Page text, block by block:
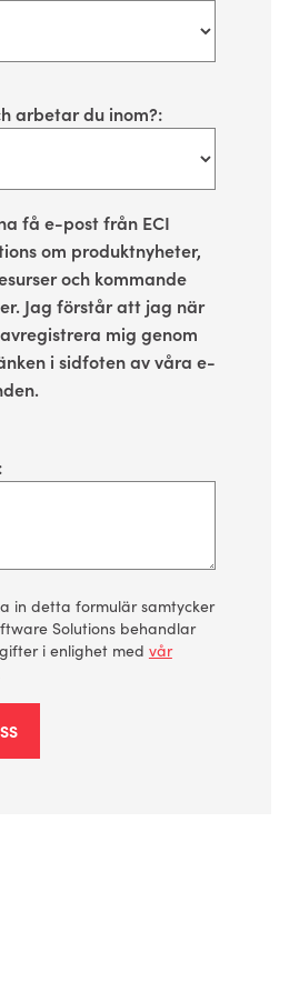
arbetar du inom?:
få e-post från ECI
om produktnyheter,
och kommande
Jag förstår att jag när
mig genom
i sidfoten av våra e-
in detta formulär samtycker
Solutions behandlar
i enlighet med vår